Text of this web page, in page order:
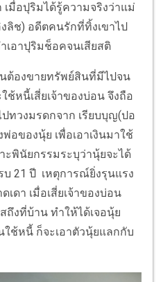
มื่อปุริมได้รู้ความจริงว่าแม่
ลิช) อดีตคนรักที่ทิ้งเขาไป
เอาปุริมช็อคจนเสียสติ
ต้องขายทรัพย์สินที่มีไปจน
ช้หนี้เสี่ยเจ้าของบ่อน จึงถือ
ทวงมรดกจาก เรียบบุญ(ปอ
อของนุ้ย เพื่อเอาเงินมาใช้
ะพินัยกรรมระบุว่านุ้ยจะได้
บ 21 ปี เหตุการณ์ยิ่งรุนแรง
ดา เมื่อเสี่ยเจ้าของบ่อน
งที่บ้าน ทำให้ได้เจอนุ้ย
ใช้หนี้ ก็จะเอาตัวนุ้ยแลกกับ